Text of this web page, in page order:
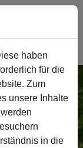
haben
für die
Zum
unsere Inhalte
in die